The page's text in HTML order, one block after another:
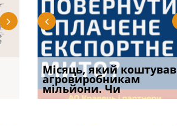
Якщо суд встановив для
відшкодування шкоди
наявніс
Місяць, який коштував
агровиробникам
мільйони. Чи
Чи потрібна ФОП
печатка у 2026 році:
правила засто